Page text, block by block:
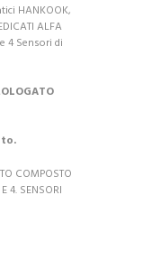
HANKOOK,
ALFA
4 Sensori di
COMPOSTO
4. SENSORI